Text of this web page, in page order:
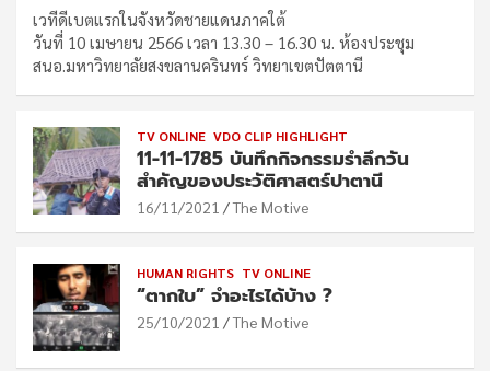
เวทีดีเบตแรกในจังหวัดชายแดนภาคใต้
วันที่ 10 เมษายน 2566 เวลา 13.30 – 16.30 น. ห้องประชุม
สนอ.มหาวิทยาลัยสงขลานครินทร์ วิทยาเขตปัตตานี
TV ONLINE VDO CLIP HIGHLIGHT
11-11-1785 บันทึกกิจกรรมรำลึกวัน
สำคัญของประวัติศาสตร์ปาตานี
16/11/2021 The Motive
HUMAN RIGHTS TV ONLINE
“ตากใบ” จำอะไรได้บ้าง ?
25/10/2021 The Motive